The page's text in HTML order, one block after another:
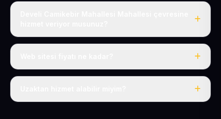
Evet, Develi Camikebir Mahallesi dahil tüm Develi ve
Tek fiyat: yılda 50 USD + KDV, her şey dahil.